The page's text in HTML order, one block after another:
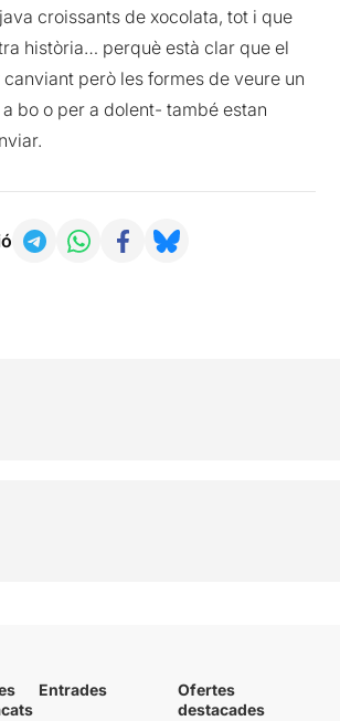
croissants de xocolata, tot i que
història… perquè està clar que el
canviant però les formes de veure un
bo o per a dolent- també estan
Entrades
Ofertes
destacades